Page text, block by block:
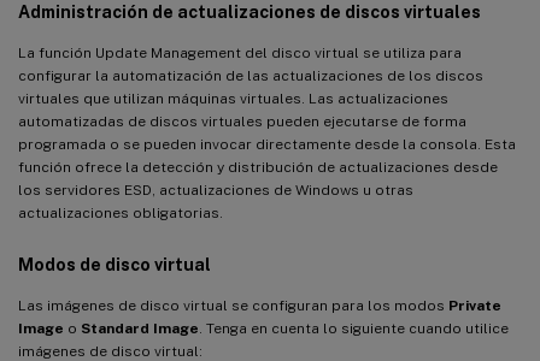
Administración de actualizaciones de discos virtuales
La función Update Management del disco virtual se utiliza para
configurar la automatización de las actualizaciones de los discos
virtuales que utilizan máquinas virtuales. Las actualizaciones
automatizadas de discos virtuales pueden ejecutarse de forma
programada o se pueden invocar directamente desde la consola. Esta
función ofrece la detección y distribución de actualizaciones desde
los servidores ESD, actualizaciones de Windows u otras
actualizaciones obligatorias.
Modos de disco virtual
Las imágenes de disco virtual se configuran para los modos Private
Image o Standard Image . Tenga en cuenta lo siguiente cuando utilice
imágenes de disco virtual: